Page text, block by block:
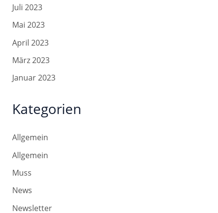
Juli 2023
Mai 2023
April 2023
März 2023
Januar 2023
Kategorien
Allgemein
Allgemein
Muss
News
Newsletter